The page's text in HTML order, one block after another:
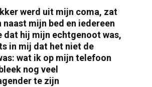
werd uit mijn coma, zat
naast mijn bed en iedereen
dat hij mijn echtgenoot was,
in mij dat het niet de
wat ik op mijn telefoon
nog veel
te zijn